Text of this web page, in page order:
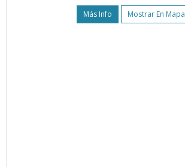
Más Info Mostrar En Mapa